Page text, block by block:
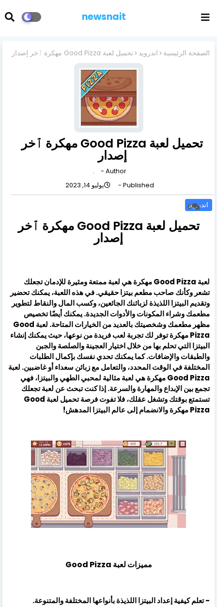
newsnait
الصفحة الرئيسية اندرويد تحميل لعبة Good Pizza مهكرة ٱخر إصدار
تحميل لعبة Good Pizza مهكرة ٱخر
إصدار
Author -
.
Published -
يوليو 14, 2023
اندرويد6
تحميل لعبة Good Pizza مهكرة ٱخر
إصدار
لعبة Good Pizza مهكرة هي لعبة ممتعة ومثيرة للإدمان تجعلك
تشعر وكأنك صاحب مطعم بيتزا حقيقي. في هذه اللعبة، يمكنك تحضير
وتقديم البيتزا اللذيذة لزبائنك الجائعين، وكسب المال والنقاط لتطوير
مطعمك وشراء المكونات والأدوات الجديدة. يمكنك أيضًا تخصيص
مظهر مطعمك وشخصيتك بالعديد من الخيارات المتاحة. لعبة Good
Pizza مهكرة توفر لك تجربة لعب فريدة من نوعها، حيث يمكنك إنشاء
البيتزا التي تحلم بها من خلال اختيار العجينة والصلصة والجبن
والطبقات والإضافات. كما يمكنك تحدي نفسك بإكمال الطلبات
المختلفة في الوقت المحدد، والتعامل مع زبائن سعداء أو غاضبين. لعبة
Good Pizza مهكرة هي لعبة مثالية لمحبي الطهي والبيتزا، فهي
تجمع بين الإبداع والمهارة والسرعة. إذا كنت تبحث عن لعبة تجعلك
تستمتع بوقتك وتشغل عقلك، فلا تفوت فرصة تحميل لعبة Good
Pizza مهكرة والانضمام إلى عالم البيتزا المدهش!
مميزات لعبة Good Pizza
- تعلم كيفية إعداد البيتزا اللذيذة بأنواعها المختلفة والمتنوعة.